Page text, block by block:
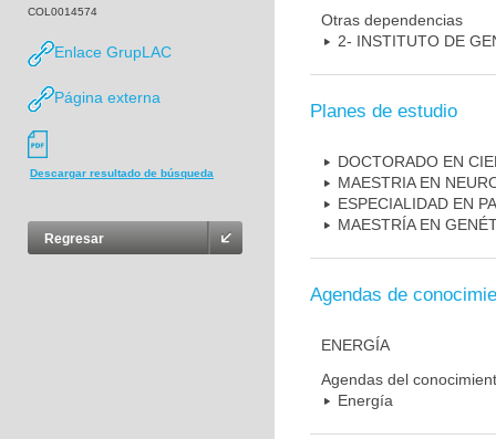
COL0014574
Enlace GrupLAC
Página externa
Descargar resultado de búsqueda
Regresar
Otras dependencias
2- INSTITUTO DE
Planes de estudio
DOCTORADO EN
MAESTRIA EN
ESPECIALIDAD EN
MAESTRÍA EN
Agendas de
ENERGÍA
Agendas del
Energía